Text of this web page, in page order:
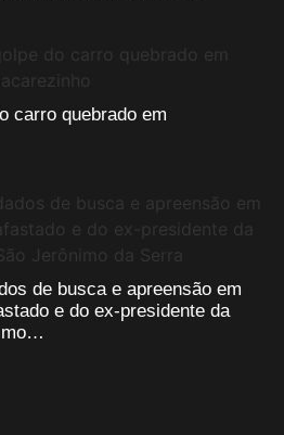
carro quebrado em
de busca e apreensão em
e do ex-presidente da